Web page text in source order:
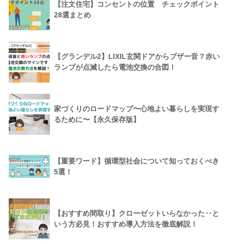
【注文住宅】コンセントの位置 チェックポイント
28選まとめ
【グランデル2】LIXIL玄関ドアからブザー音？赤い
ランプが点滅したら電池交換の合図！
家づくりのロードマップ〜心地よい暮らしを実現す
るために〜【永久保存版】
【重要ワード】循環型社会について知っておくべき
5選！
【おすすめ間取り】クローゼットいらなかった‥と
いう方必見！おすすめ導入方法を徹底解説！